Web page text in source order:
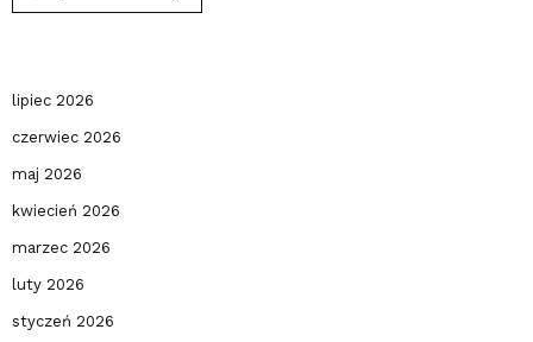
lipiec 2026
czerwiec 2026
maj 2026
kwiecień 2026
marzec 2026
luty 2026
styczeń 2026